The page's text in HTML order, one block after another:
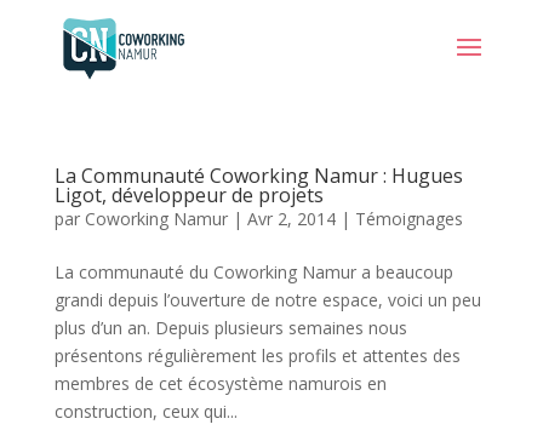
La Communauté Coworking Namur : Hugues
Ligot, développeur de projets
par Coworking Namur| Avr 2, 2014| Témoignages
La communauté du Coworking Namur a beaucoup
grandi depuis l’ouverture de notre espace, voici un peu
plus d’un an. Depuis plusieurs semaines nous
présentons régulièrement les profils et attentes des
membres de cet écosystème namurois en
construction, ceux qui...